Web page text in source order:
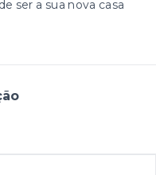
ser a sua nova casa